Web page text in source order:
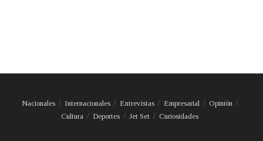
Nacionales Internacionales Entrevistas Empresarial
Opinión
Cultura
Deportes Jet Set Curiosidades